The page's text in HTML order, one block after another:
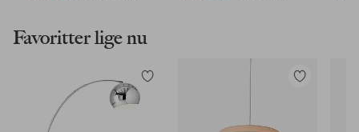
Favoritter lige nu
Tilføj
til
Tilføj